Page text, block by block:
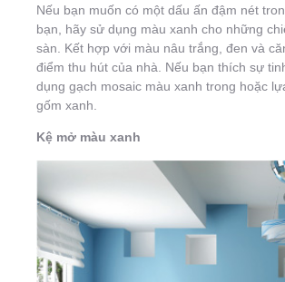
Nếu bạn muốn có một dấu ấn đậm nét
bạn, hãy sử dụng màu xanh cho những
sàn. Kết hợp với màu nâu trắng, đen và
điểm thu hút của nhà. Nếu bạn thích sự
dụng gạch mosaic màu xanh trong hoặc
gốm xanh.
Kệ mở màu xanh